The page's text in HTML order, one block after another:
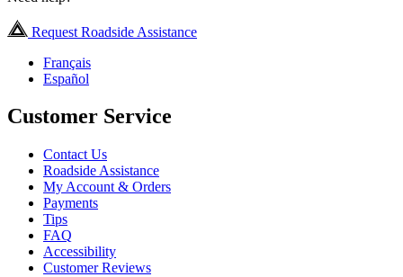
Request Roadside Assistance
Français
Español
Customer Service
Contact Us
Roadside Assistance
My Account & Orders
Payments
Tips
FAQ
Accessibility
Customer Reviews